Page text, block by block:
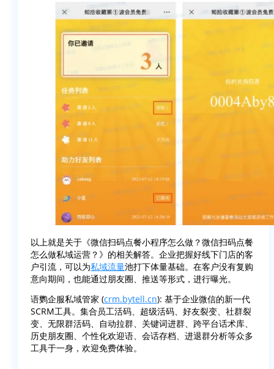
以上就是关于《微信扫码点餐小程序怎么做？微信扫码点餐
怎么做私域运营？》的相关解答。企业把握好线下门店的客
户引流，可以为私域流量池打下体量基础。在客户没有复购
意向期间，也能通过朋友圈、推送等形式，进行曝光。
语鹦企服私域管家 (crm.bytell.cn): 基于企业微信的新一代
SCRM工具。集合员工活码、超级活码、好友裂变、社群裂
变、无限群活码、自动拉群、关键词进群、跨平台话术库、
历史朋友圈、个性化欢迎语、会话存档、进退群分析等众多
工具于一身，欢迎免费体验。